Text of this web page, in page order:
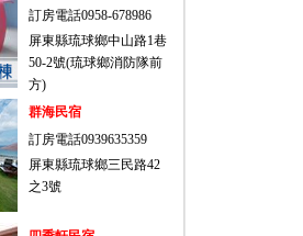
訂房電話0958-678986
屏東縣琉球鄉中山路1巷
50-2號(琉球鄉消防隊前
方)
群海民宿
訂房電話0939635359
屏東縣琉球鄉三民路42
之3號